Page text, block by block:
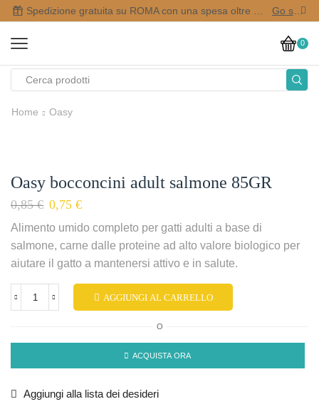
Go shop
0
Home Oasy
Oasy bocconcini adult salmone 85GR
0,85€ 0,75 €
Alimento umido completo per gatti adulti a base di
salmone, carne dalle proteine ad alto valore biologico per
aiutare il gatto a mantenersi attivo e in salute.
AGGIUNGI AL CARRELLO
O
ACQUISTA ORA
Aggiungi alla lista dei desideri